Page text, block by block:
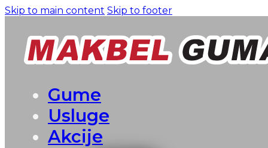
Skip to main content Skip to footer
Gume
Usluge
Akcije